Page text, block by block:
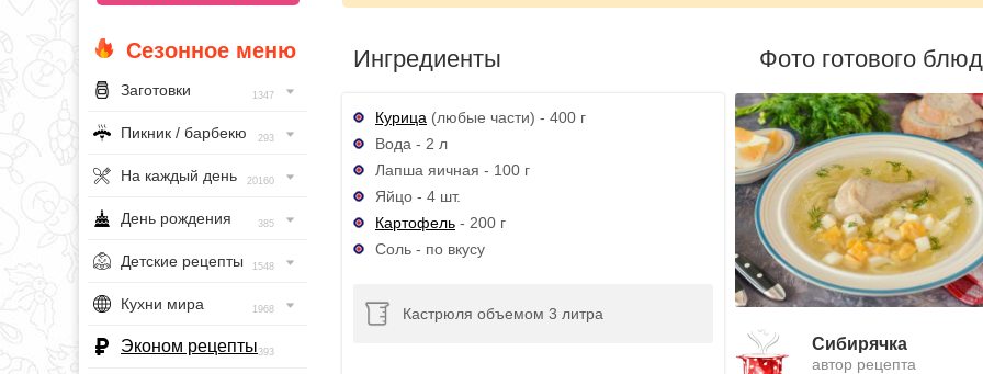
Сезонное меню
Заготовки 1347
Пикник / барбекю 293
На каждый день 20160
День рождения 385
Детские рецепты 1548
Кухни мира 1968
Эконом рецепты393
Ингредиенты
Курица (любые части) - 400 г
Вода - 2 л
Лапша яичная - 100 г
Яйцо - 4 шт.
Картофель - 200 г
Соль - по вкусу
Кастрюля объемом 3 литра
Фото готового
Сибирячка
автор рецепта